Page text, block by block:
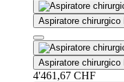
Aspiratore chirurgico
This
product
has
Aspiratore
4'461,67 CHF